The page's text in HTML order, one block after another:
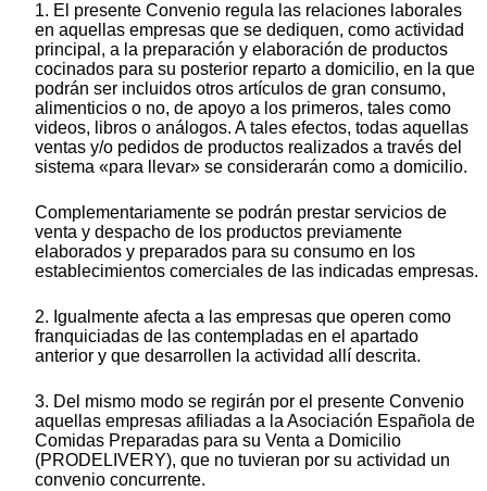
1. El presente Convenio regula las relaciones laborales
en aquellas empresas que se dediquen, como actividad
principal, a la preparación y elaboración de productos
cocinados para su posterior reparto a domicilio, en la que
podrán ser incluidos otros artículos de gran consumo,
alimenticios o no, de apoyo a los primeros, tales como
videos, libros o análogos. A tales efectos, todas aquellas
ventas y/o pedidos de productos realizados a través del
sistema «para llevar» se considerarán como a domicilio.
Complementariamente se podrán prestar servicios de
venta y despacho de los productos previamente
elaborados y preparados para su consumo en los
establecimientos comerciales de las indicadas empresas.
2. Igualmente afecta a las empresas que operen como
franquiciadas de las contempladas en el apartado
anterior y que desarrollen la actividad allí descrita.
3. Del mismo modo se regirán por el presente Convenio
aquellas empresas afiliadas a la Asociación Española de
Comidas Preparadas para su Venta a Domicilio
(PRODELIVERY), que no tuvieran por su actividad un
convenio concurrente.